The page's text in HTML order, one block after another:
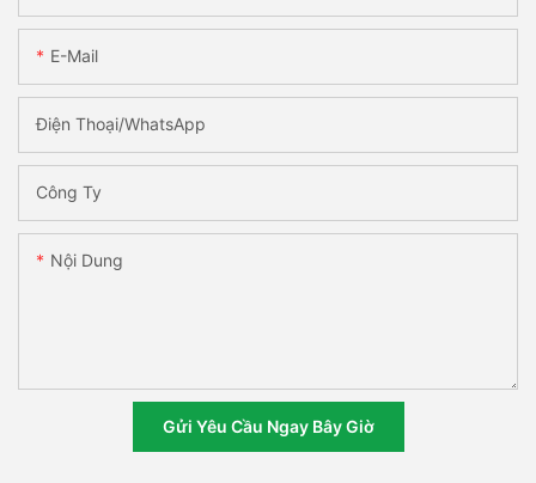
E-Mail
Điện Thoại/WhatsApp
Công Ty
Nội Dung
Gửi Yêu Cầu Ngay Bây Giờ